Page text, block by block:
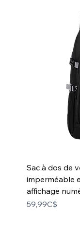
Sac à dos de
imperméable
affichage
Price
59,99C$